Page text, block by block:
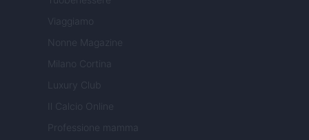
Viaggiamo
Nonne Magazine
Milano Cortina
Luxury Club
Il Calcio Online
Professione mamma